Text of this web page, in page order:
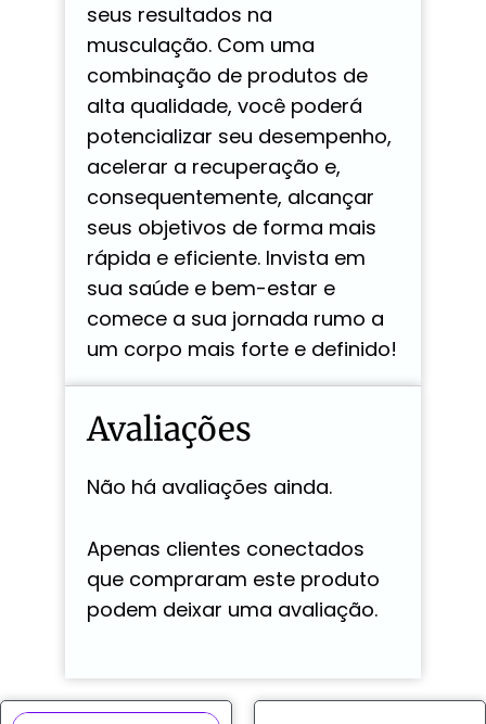
seus resultados na
musculação. Com uma
combinação de produtos de
alta qualidade, você poderá
potencializar seu desempenho,
acelerar a recuperação e,
consequentemente, alcançar
seus objetivos de forma mais
rápida e eficiente. Invista em
sua saúde e bem-estar e
comece a sua jornada rumo a
um corpo mais forte e definido!
Avaliações
Não há avaliações ainda.
Apenas clientes conectados
que compraram este produto
podem deixar uma avaliação.